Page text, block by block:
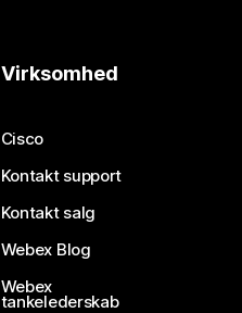
Virksomhed
Cisco
Kontakt support
Kontakt salg
Webex Blog
Webex
tankelederskab